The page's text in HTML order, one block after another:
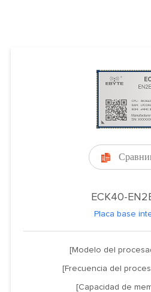

ECK40-
Placa base
[Modelo del
[Frecuencia del
[Capacidad de